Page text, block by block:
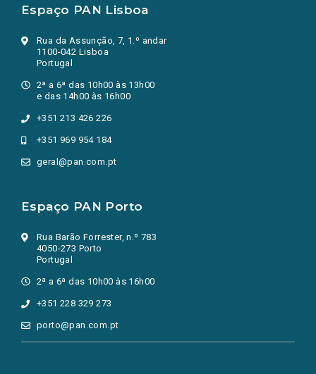
Espaço PAN Lisboa
Rua da Assunção, 7, 1.º andar
1100-042 Lisboa
Portugal
2ª a 6ª das 10h00 às 13h00
e das 14h00 às 16h00
+351 213 426 226
+351 969 954 184
geral@pan.com.pt
Espaço PAN Porto
Rua Barão Forrester, n.º 783
4050-273 Porto
Portugal
2ª a 6ª das 10h00 às 16h00
+351 228 329 273
porto@pan.com.pt